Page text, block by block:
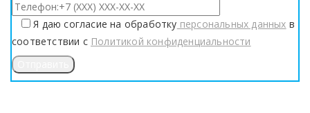
Я даю согласие на обработку персональных данных в
соответствии с Политикой конфиденциальности